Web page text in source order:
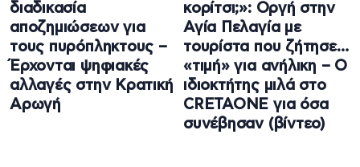
διαδικασία
αποζημιώσεων για
τους πυρόπληκτους –
Έρχονται ψηφιακές
αλλαγές στην Κρατική
Αρωγή
κορίτσι;»: Οργή στην
Αγία Πελαγία με
τουρίστα που ζήτησε…
«τιμή» για ανήλικη – Ο
ιδιοκτήτης μιλά στο
CRETAONE για όσα
συνέβησαν (βίντεο)